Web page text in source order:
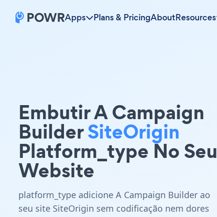
Apps Plans & PricingAboutResources
Embutir A Campaign
BuilderSiteOrigin
Platform_type No Seu
Website
platform_type adicione A Campaign Builder ao
seu site SiteOrigin sem codificação nem dores